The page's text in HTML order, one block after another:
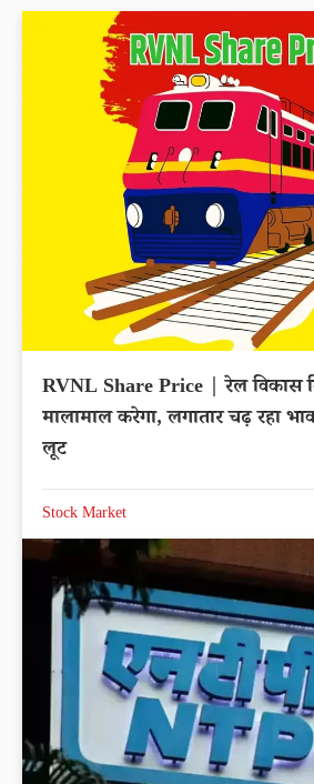
RVNL Share Price | रेल विकास
मालामाल करेगा, लगातार चढ़ रहा
लूट
Stock Market